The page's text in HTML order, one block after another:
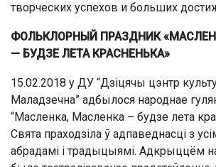
творческих успехов и больших
ФОЛЬКЛОРНЫЙ ПРАЗДНИК
— БУДЗЕ ЛЕТА КРАСНЕНЬКА»
15.02.2018 у ДУ “Дзіцячы цэнтр
Маладзечна” адбылося народнае
“Масленка, Масленка – будзе лета
Свята праходзіла ў адпаведнасці з
абрадамі і традыцыямі. Адкрыццём